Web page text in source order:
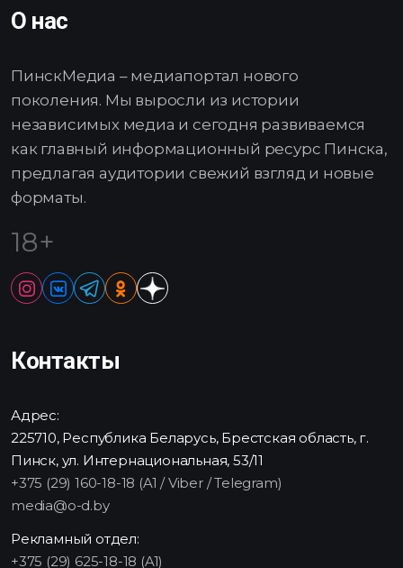
О нас
ПинскМедиа – медиапортал нового
поколения. Мы выросли из истории
независимых медиа и сегодня развиваемся
как главный информационный ресурс Пинска,
предлагая аудитории свежий взгляд и новые
форматы.
18+
Контакты
Адрес:
225710, Республика Беларусь, Брестская область, г.
Пинск, ул. Интернациональная, 53/11
+375 (29) 160-18-18 (A1 / Viber / Telegram)
media@o-d.by
Рекламный отдел:
+375 (29) 625-18-18 (A1)